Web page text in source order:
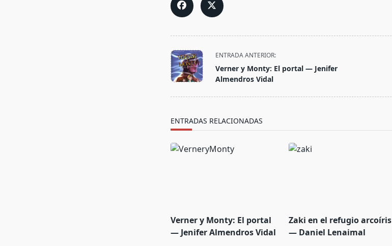
<span
class="nav-
subtitle
ENTRADA ANTERIOR:
Verner y Monty: El portal — Jenifer
Almendros Vidal
ENTRADAS RELACIONADAS
Verner y Monty: El portal
— Jenifer Almendros Vidal
Zaki en el refugio arcoíris
— Daniel Lenaimal